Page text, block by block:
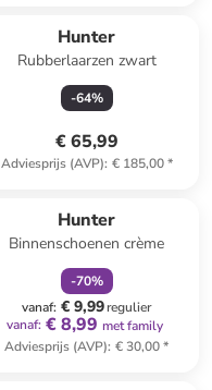
Hunter
Rubberlaarzen zwart
-64%
€ 65,99
Adviesprijs (AVP): € 185,00*
Hunter
Binnenschoenen crème
-70%
vanaf: € 9,99regulier
vanaf: € 8,99 met family
Adviesprijs (AVP): € 30,00*